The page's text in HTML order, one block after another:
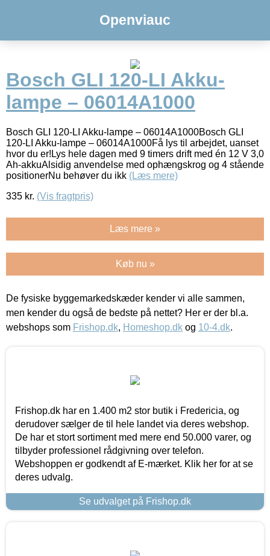
Openviauc
Bosch GLI 120-LI Akku-
lampe – 06014A1000
Bosch GLI 120-LI Akku-lampe – 06014A1000Bosch GLI
120-LI Akku-lampe – 06014A1000Få lys til arbejdet, uanset
hvor du er!Lys hele dagen med 9 timers drift med én 12 V 3,0
Ah-akkuAlsidig anvendelse med ophængskrog og 4 stående
positionerNu behøver du ikk (Læs mere)
335 kr. (Vis fragtpris)
Læs mere »
Køb nu »
De fysiske byggemarkedskæder kender vi alle sammen,
men kender du også de bedste på nettet? Her er der bl.a.
webshops som Frishop.dk, Homeshop.dk og 10-4.dk.
Frishop.dk har en 1.400 m2 stor butik i Fredericia, og
derudover sælger de til hele landet via deres webshop.
De har et stort sortiment med mere end 50.000 varer, og
tilbyder professionel rådgivning over telefon.
Webshoppen er godkendt af E-mærket. Klik her for at se
deres udvalg.
Se udvalget på Frishop.dk